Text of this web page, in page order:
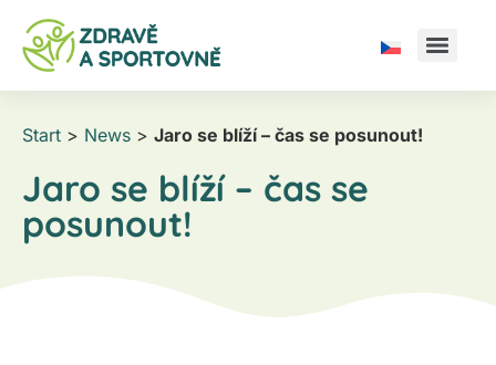
Start > News > Jaro se blíží – čas se posunout!
Jaro se blíží – čas se
posunout!